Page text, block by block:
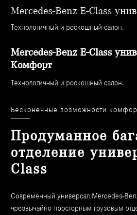
Mercedes-Benz E-Class
Технологичный и роскошный салон.
Mercedes-Benz E-Class
Комфорт
Технологичный и роскошный салон.
Бесконечные возможности
Продуманное
отделение
Class
Современный универсал Mercedes-
чрезвычайно просторным грузовым